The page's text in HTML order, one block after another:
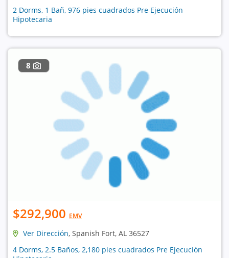
2 Dorms, 1 Bañ, 976 pies cuadrados Pre Ejecución
Hipotecaria
8
$292,900 EMV
Ver Dirección, Spanish Fort, AL 36527
4 Dorms, 2.5 Baños, 2,180 pies cuadrados Pre Ejecución